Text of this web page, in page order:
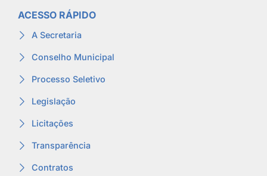
ACESSO RÁPIDO
A Secretaria
Conselho Municipal
Processo Seletivo
Legislação
Licitações
Transparência
Contratos